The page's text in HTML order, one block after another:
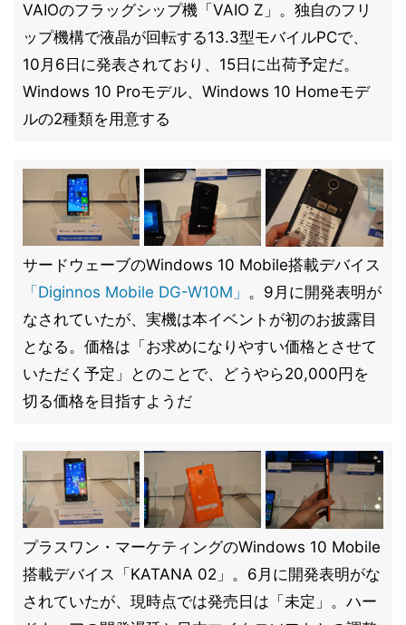
VAIOのフラッグシップ機「VAIO Z」。独自のフリ
ップ機構で液晶が回転する13.3型モバイルPCで、
10月6日に発表されており、15日に出荷予定だ。
Windows 10 Proモデル、Windows 10 Homeモデ
ルの2種類を用意する
サードウェーブのWindows 10 Mobile搭載デバイス
「Diginnos Mobile DG-W10M」 。9月に開発表明が
なされていたが、実機は本イベントが初のお披露目
となる。価格は「お求めになりやすい価格とさせて
いただく予定」とのことで、どうやら20,000円を
切る価格を目指すようだ
プラスワン・マーケティングのWindows 10 Mobile
搭載デバイス「KATANA 02」。6月に開発表明がな
されていたが、現時点では発売日は「未定」。ハー